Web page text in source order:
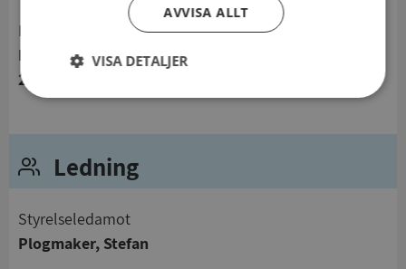
Fogsvansen 12
247 32 Södra Sandby
Ledning
Styrelseledamot
Plogmaker, Stefan
AVVISA ALLT
VISA DETALJER
Strikt
Prestanda Inriktning
Funktioner